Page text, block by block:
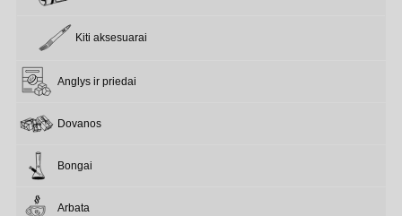
Kiti aksesuarai
Anglys ir priedai
Dovanos
Bongai
Arbata